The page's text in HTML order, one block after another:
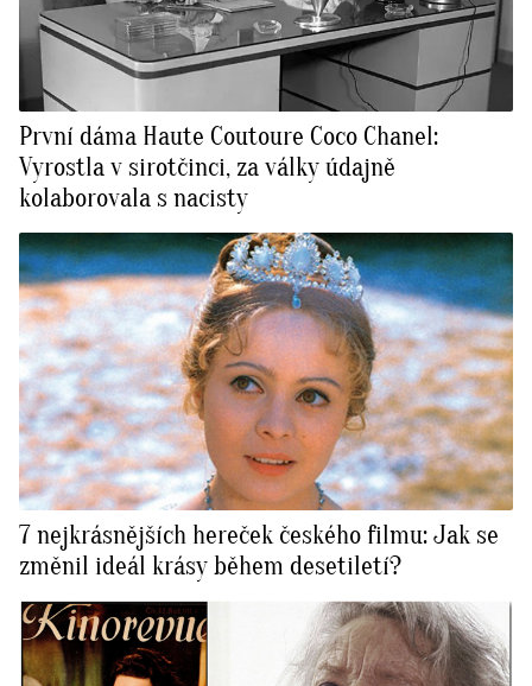
První dáma Haute Coutoure Coco Chanel:
Vyrostla v sirotčinci, za války údajně
kolaborovala s nacisty
7 nejkrásnějších hereček českého filmu: Jak se
změnil ideál krásy během desetiletí?